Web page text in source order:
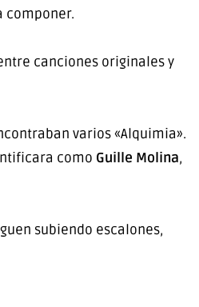
componer.
canciones originales y
varios «Alquimia».
como Guille Molina,
subiendo escalones,